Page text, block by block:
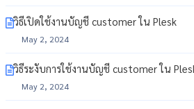
วิธีเปิดใช้งานบัญชี customer ใน Plesk
May 2, 2024
วิธีระงับการใช้งานบัญชี customer ใน
May 2, 2024